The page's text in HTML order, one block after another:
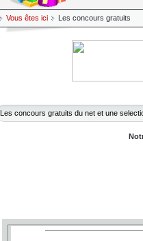
Vous êtes ici Les concours gratuits
Les concours gratuits du net et une